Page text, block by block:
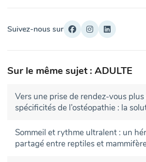
Suivez-nous sur
Sur le même sujet : ADULTE
Vers une prise de rendez-vous
spécificités de l’ostéopathie : la
Sommeil et rythme ultralent : un
partagé entre reptiles et